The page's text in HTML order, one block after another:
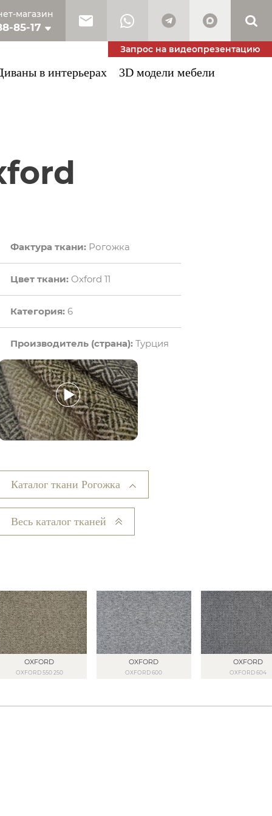
магазин
85-17
53-34
Запрос на видеопрезентацию
в интерьерах 3D модели мебели
Фактура ткани:Рогожка
Цвет ткани: Oxford 11
Категория:6
Производитель (страна):Турция
Каталог ткани Рогожка
Весь каталог тканей
OXFORD
OXFORD 550 250
OXFORD
OXFORD 600
OXFORD
OXFORD 604